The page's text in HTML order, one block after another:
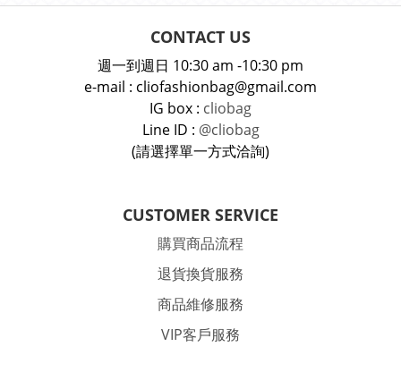
CONTACT US
週一到週日 10:30 am -10:30 pm
e-mail : cliofashionbag@gmail.com
IG box : cliobag
Line ID : @cliobag
(請選擇單一方式洽詢)
CUSTOMER SERVICE
購買商品流程
退貨換貨服務
商品維修服務
VIP客戶服務